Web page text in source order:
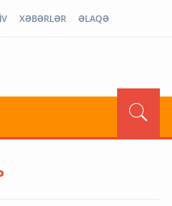
XƏBƏRLƏR ƏLAQƏ